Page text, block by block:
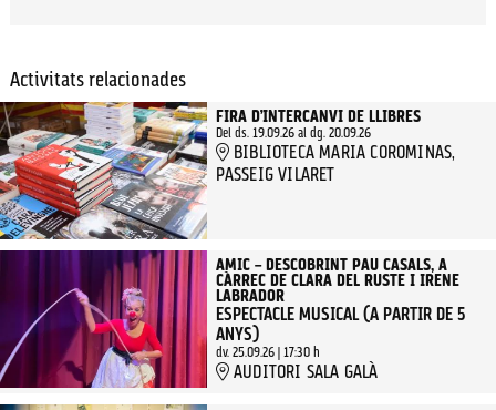
Activitats relacionades
FIRA D’INTERCANVI DE LLIBRES
Del ds. 19.09.26al dg. 20.09.26
BIBLIOTECA MARIA COROMINAS,
PASSEIG VILARET
AMIC – DESCOBRINT PAU CASALS, A
CÀRREC DE CLARA DEL RUSTE I IRENE
LABRADOR
ESPECTACLE MUSICAL (A PARTIR DE 5
ANYS)
dv. 25.09.26| 17:30 h
AUDITORI SALA GALÀ